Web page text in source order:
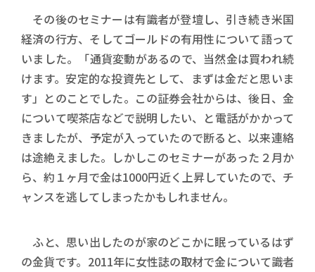
その後のセミナーは有識者が登壇し、引き続き米国
経済の行方、そしてゴールドの有用性について語って
いました。「通貨変動があるので、当然金は買われ続
けます。安定的な投資先として、まずは金だと思いま
す」とのことでした。この証券会社からは、後日、金
について喫茶店などで説明したい、と電話がかかって
きましたが、予定が入っていたので断ると、以来連絡
は途絶えました。しかしこのセミナーがあった２月か
ら、約１ヶ月で金は1000円近く上昇していたので、チ
ャンスを逃してしまったかもしれません。
ふと、思い出したのが家のどこかに眠っているはず
の金貨です。2011年に女性誌の取材で金について識者